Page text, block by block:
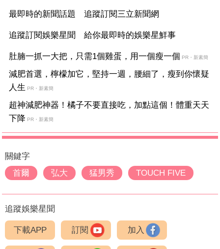
最即時的新聞話題 追蹤訂閱三立新聞網
追蹤訂閱娛樂星聞 給你最即時的娛樂星鮮事
肚腩一抓一大把，只需1個雞蛋，用一個瘦一個 PR・新素簡
減肥首選，檸檬加它，堅持一週，腰細了，瘦到你懷疑
人生 PR・新素簡
超神減肥神器！橘子不要直接吃，加點這個！體重天天
下降 PR・新素簡
關鍵字
首爾
弘大 猛男秀 TOUCH FIVE
追蹤娛樂星聞
下載APP 訂閱 加入